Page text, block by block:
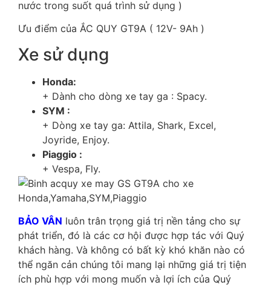
nước trong suốt quá trình sử dụng )
Ưu điểm của ẮC QUY GT9A ( 12V- 9Ah )
Xe sử dụng
Honda:
+ Dành cho dòng xe tay ga : Spacy.
SYM :
+ Dòng xe tay ga: Attila, Shark, Excel,
Joyride, Enjoy.
Piaggio :
+ Vespa, Fly.
BẢO VÂN luôn trân trọng giá trị nền tảng cho sự
phát triển, đó là các cơ hội được hợp tác với Quý
khách hàng. Và không có bất kỳ khó khăn nào có
thể ngăn cản chúng tôi mang lại những giá trị tiện
ích phù hợp với mong muốn và lợi ích của Quý